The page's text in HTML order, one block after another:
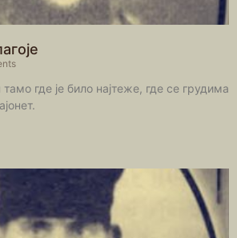
где је било најтеже, где се грудима